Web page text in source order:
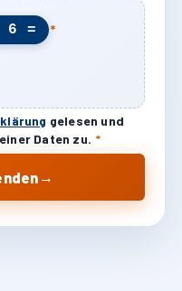
6 = *
gelesen und
Daten zu. *
→